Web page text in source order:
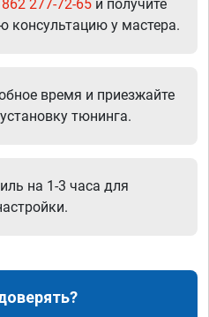
277-72-65 и получите
консультацию у мастера.
время и приезжайте
тюнинга.
на 1-3 часа для